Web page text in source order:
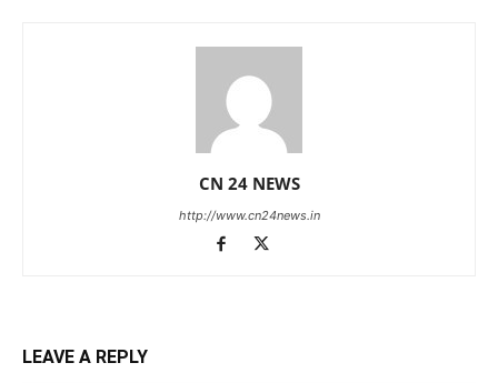
CN 24 NEWS
http://www.cn24news.in
LEAVE A REPLY